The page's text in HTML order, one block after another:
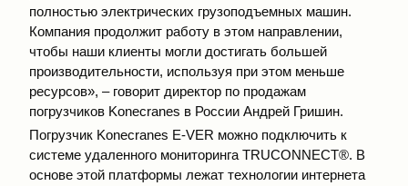
полностью электрических грузоподъемных машин.
Компания продолжит работу в этом направлении,
чтобы наши клиенты могли достигать большей
производительности, используя при этом меньше
ресурсов», – говорит директор по продажам
погрузчиков Konecranes в России Андрей Гришин.
Погрузчик Konecranes E-VER можно подключить к
системе удаленного мониторинга TRUCONNECT®. В
основе этой платформы лежат технологии интернета